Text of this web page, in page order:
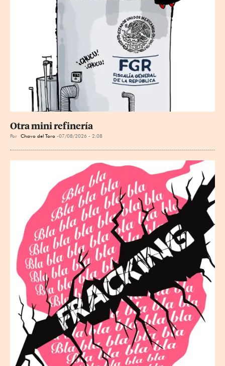
Otra mini refinería
Por Chavo del Toro 07/08/2026 - 2:08